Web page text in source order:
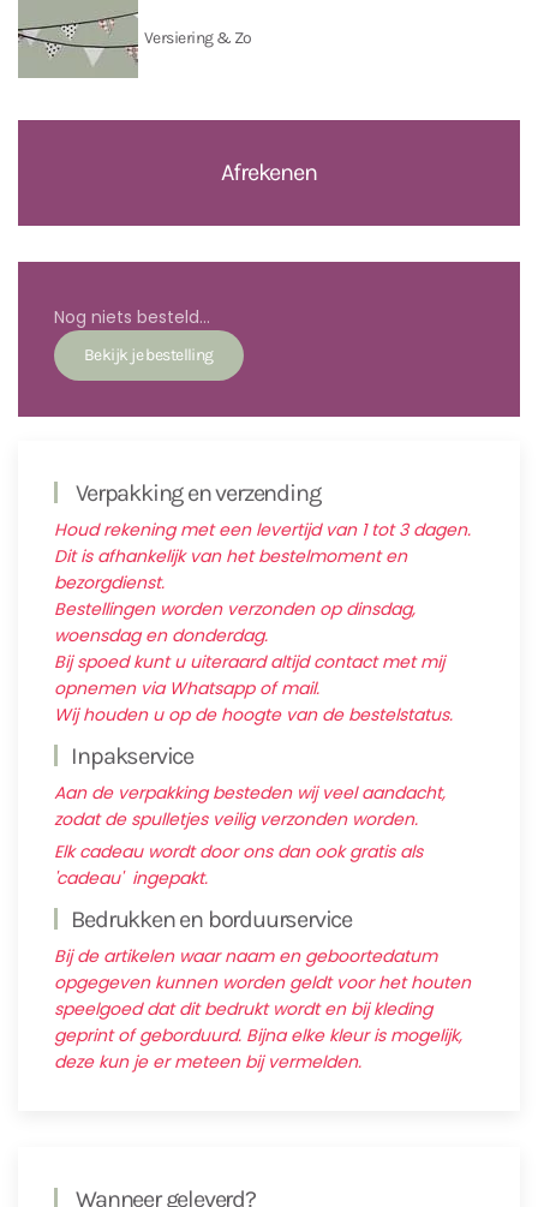
Versiering & Zo
Afrekenen
Nog niets besteld...
Verpakking en verzending
Houd rekening met een levertijd van 1 tot 3 dagen.
Dit is afhankelijk van het bestelmoment en
bezorgdienst.
Bestellingen worden verzonden op dinsdag,
woensdag en donderdag.
Bij spoed kunt u uiteraard altijd contact met mij
opnemen via Whatsapp of mail.
Wij houden u op de hoogte van de bestelstatus.
Inpakservice
Aan de verpakking besteden wij veel aandacht,
zodat de spulletjes veilig verzonden worden.
Elk cadeau wordt door ons dan ook gratis als
'cadeau' ingepakt.
Bedrukken en borduurservice
Bij de artikelen waar naam en geboortedatum
opgegeven kunnen worden geldt voor het houten
speelgoed dat dit bedrukt wordt en bij kleding
geprint of geborduurd. Bijna elke kleur is mogelijk,
deze kun je er meteen bij vermelden.
Wanneer geleverd?